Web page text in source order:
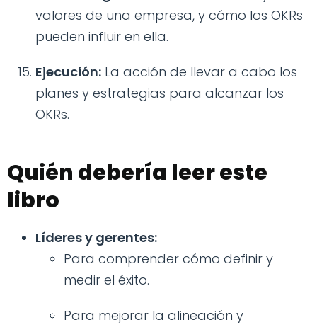
valores de una empresa, y cómo los OKRs
pueden influir en ella.
Ejecución: La acción de llevar a cabo los
planes y estrategias para alcanzar los
OKRs.
Quién debería leer este
libro
Líderes y gerentes:
Para comprender cómo definir y
medir el éxito.
Para mejorar la alineación y